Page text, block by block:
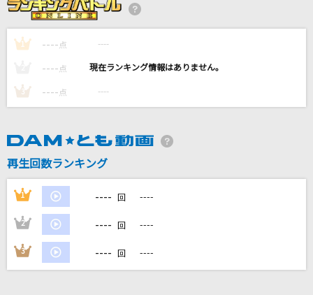
[生音]サクラループ
Chevon
[生音]KissHug
[生音]サウダージ
DAMの新曲・ランキングなど
1 ---- 点 ----
---- 点 ----
3 ---- 点 ----
再生回数ランキング
1 ---- 回 ----
2 ---- 回 ----
3 ---- 回 ----